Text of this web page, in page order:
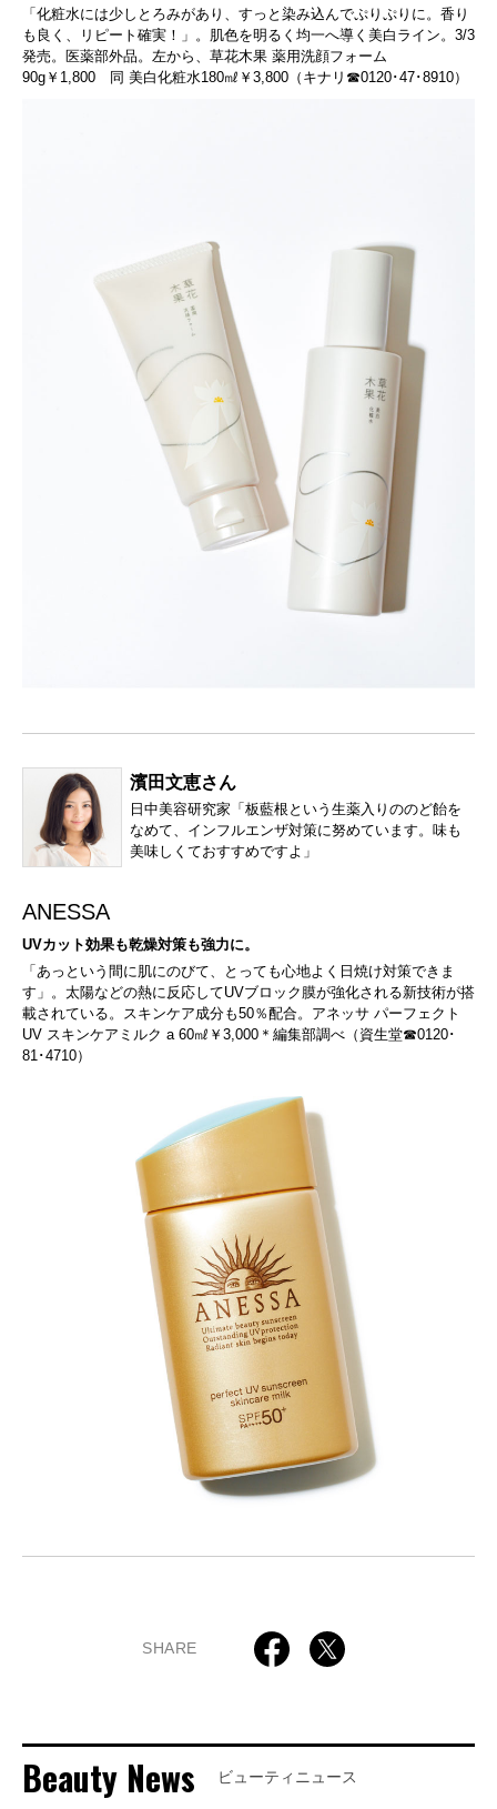
「化粧水には少しとろみがあり、すっと染み込んでぷりぷりに。香り
も良く、リピート確実！」。肌色を明るく均一へ導く美白ライン。3/3
発売。医薬部外品。左から、草花木果 薬用洗顔フォーム
90g￥1,800 同 美白化粧水180㎖￥3,800（キナリ☎0120･47･8910）
濱田文恵さん
日中美容研究家「板藍根という生薬入りののど飴を
なめて、インフルエンザ対策に努めています。味も
美味しくておすすめですよ」
ANESSA
UVカット効果も乾燥対策も強力に。
「あっという間に肌にのびて、とっても心地よく日焼け対策できま
す」。太陽などの熱に反応してUVブロック膜が強化される新技術が搭
載されている。スキンケア成分も50％配合。アネッサ パーフェクト
UV スキンケアミルク a 60㎖￥3,000＊編集部調べ（資生堂☎0120･
81･4710）
SHARE
Beauty News ビューティニュース